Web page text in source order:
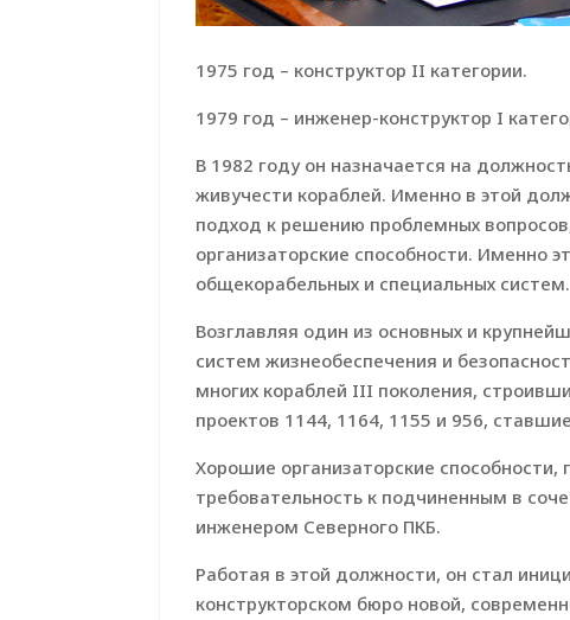
1975 год – конструктор II категории.
1979 год – инженер-конструктор I
В 1982 году он назначается на
живучести кораблей. Именно в этой
подход к решению проблемных
организаторские способности. Именно
общекорабельных и специальных систем.
Возглавляя один из основных и
систем жизнеобеспечения и
многих кораблей III поколения,
проектов 1144, 1164, 1155 и 956,
Хорошие организаторские способности,
требовательность к подчиненным в
инженером Северного ПКБ.
Работая в этой должности, он стал
конструкторском бюро новой,